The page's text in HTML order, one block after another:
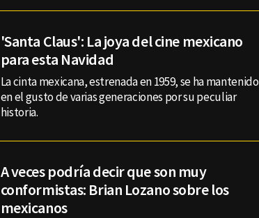
'Santa Claus': La joya del cine mexicano
para esta Navidad
La cinta mexicana, estrenada en 1959, se ha mantenido
en el gusto de varias generaciones por su peculiar
historia.
A veces podría decir que son muy
conformistas: Brian Lozano sobre los
mexicanos